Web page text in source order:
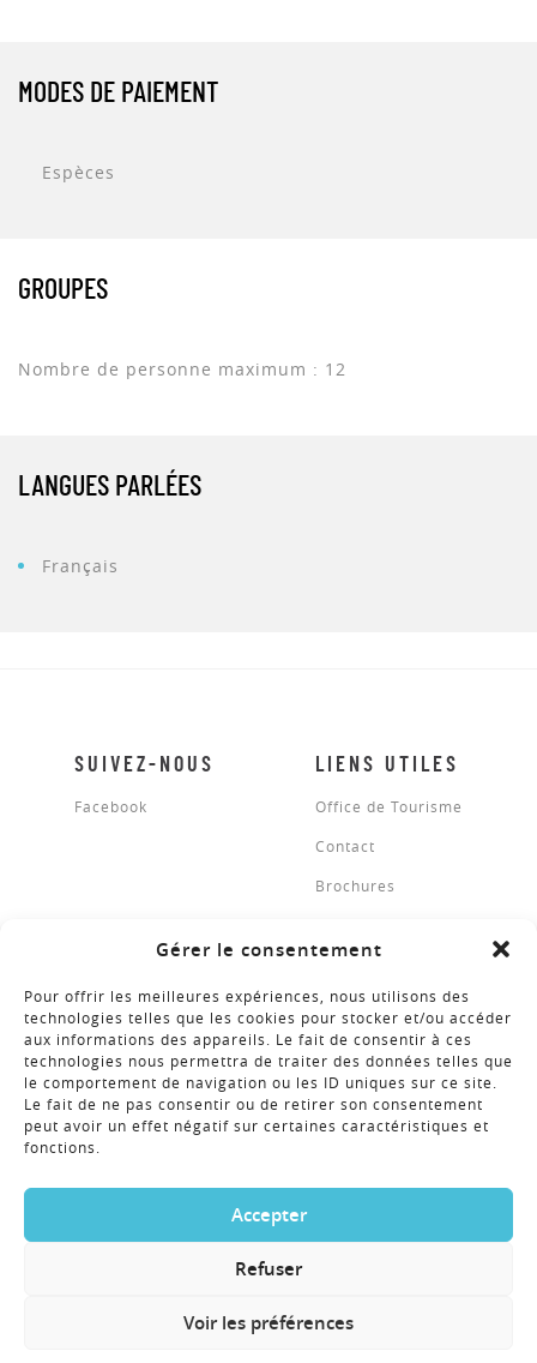
Gérer le consentement
Pour offrir les meilleures expériences, nous utilisons des
technologies telles que les cookies pour stocker et/ou accéder
aux informations des appareils. Le fait de consentir à ces
technologies nous permettra de traiter des données telles que
le comportement de navigation ou les ID uniques sur ce site.
Le fait de ne pas consentir ou de retirer son consentement
peut avoir un effet négatif sur certaines caractéristiques et
fonctions.
Accepter
Refuser
Voir les préférences
MODES DE PAIEMENT
Espèces
GROUPES
Nombre de personne maximum : 12
LANGUES PARLÉES
Français
SUIVEZ-NOUS
Facebook
LIENS UTILES
Office de Tourisme
Contact
Brochures
BROCHURES
NEWSLETTER
COPYRIGHT © 2018 - RÉALISATION ALTIMAX